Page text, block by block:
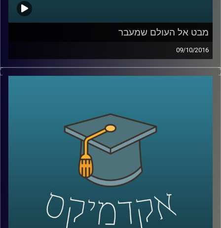
מבט אל העולם שמעבר
09/10/2016
בטקסט "הקדמה לפרק חלק" מתאר הרמב"ם
במשלים ובהסברים של הרמב"ם לאופן בו נכון
לקרוא את אגדות חז"ל. כדי לדון בשאלת
תכליתו האחרונה של האדם, הקרויה גם תורת
הגמול, עלינו להעמיק ולפסוע צעד צעד בדרך
השכל שמתווה הרמב"ם. קריאה מודרכת עם
דוקטור גבריאלה ברזין, מומחית לפילוסופיה
יהודית ופילוסופיה אסלאמית של ימי הביניים.